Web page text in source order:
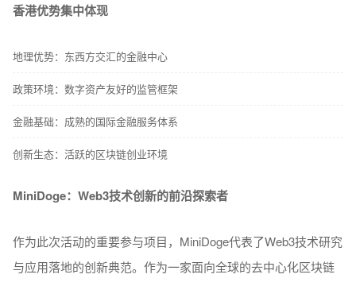
香港优势集中体现
地理优势：东西方交汇的金融中心
政策环境：数字资产友好的监管框架
金融基础：成熟的国际金融服务体系
创新生态：活跃的区块链创业环境
MiniDoge：Web3技术创新的前沿探索者
作为此次活动的重要参与项目，MiniDoge代表了Web3技术研究
与应用落地的创新典范。作为一家面向全球的去中心化区块链